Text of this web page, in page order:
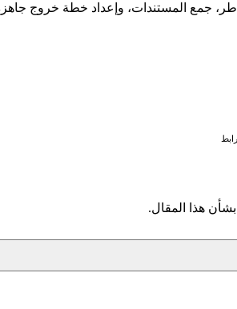
جمع المستندات، وإعداد خطة خروج جاهزة
هذا المقال.